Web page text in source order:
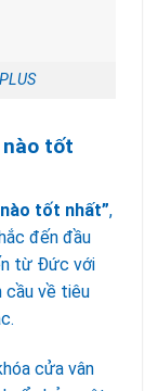
nào tốt
tốt nhất”,
đến đầu
từ Đức với
cầu về tiêu
cửa vân